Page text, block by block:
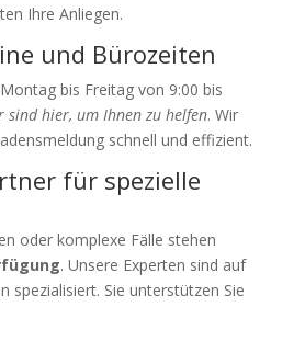
Ihre Anliegen.
und Bürozeiten
bis Freitag von 9:00 bis
sind hier, um Ihnen zu helfen. Wir
schnell und effizient.
für spezielle
oder komplexe Fälle stehen
. Unsere Experten sind auf
spezialisiert. Sie unterstützen Sie